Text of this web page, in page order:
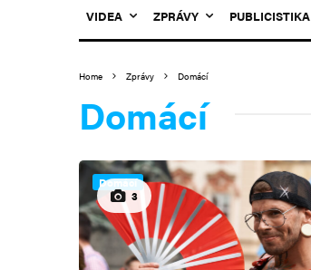
VIDEA ZPRÁVY PUBLICISTIKA
Home Zprávy Domácí
Domácí
Domácí
3